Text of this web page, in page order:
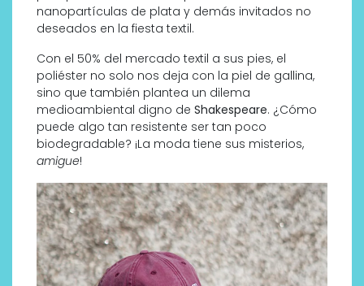
nanopartículas de plata y demás invitados no
deseados en la fiesta textil.
Con el 50% del mercado textil a sus pies, el
poliéster no solo nos deja con la piel de gallina,
sino que también plantea un dilema
medioambiental digno de Shakespeare. ¿Cómo
puede algo tan resistente ser tan poco
biodegradable? ¡La moda tiene sus misterios,
amigue!